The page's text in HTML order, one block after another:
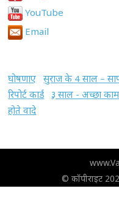
YouTube
Email
घोषणाए सुराज के 4 साल –
रिपोर्ट कार्ड
३ साल - अच्छा
होते वादे
© कॉपीराइट